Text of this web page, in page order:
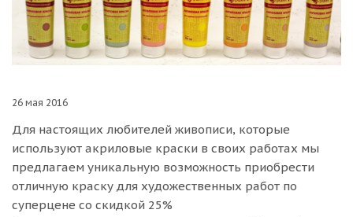
26 мая 2016
Для настоящих любителей живописи, которые
используют акриловые краски в своих работах мы
предлагаем уникальную возможность приобрести
отличную краску для художественных работ по
суперцене со скидкой 25%